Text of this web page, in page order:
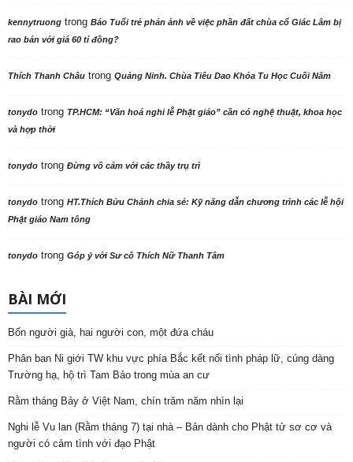
kennytruong trong Báo Tuổi trẻ phản ảnh về việc phần đất chùa cổ Giác Lâm bị
rao bán với giá 60 tỉ đồng?
Thích Thanh Châu trong Quảng Ninh. Chùa Tiêu Dao Khóa Tu Học Cuối Năm
tonydo trong TP.HCM: “Văn hoá nghi lễ Phật giáo” cần có nghệ thuật, khoa học
và hợp thời
tonydo trong Đừng vô cảm với các thầy trụ trì
tonydo trong HT.Thích Bửu Chánh chia sẻ: Kỹ năng dẫn chương trình các lễ hội
Phật giáo Nam tông
tonydo trong Góp ý với Sư cô Thích Nữ Thanh Tâm
BÀI MỚI
Bốn người già, hai người con, một đứa cháu
Phân ban Ni giới TW khu vực phía Bắc kết nối tình pháp lữ, cúng dàng
Trường hạ, hộ trì Tam Bảo trong mùa an cư
Rằm tháng Bảy ở Việt Nam, chín trăm năm nhìn lại
Nghi lễ Vu lan (Rằm tháng 7) tại nhà – Bản dành cho Phật tử sơ cơ và
người có cảm tình với đạo Phật